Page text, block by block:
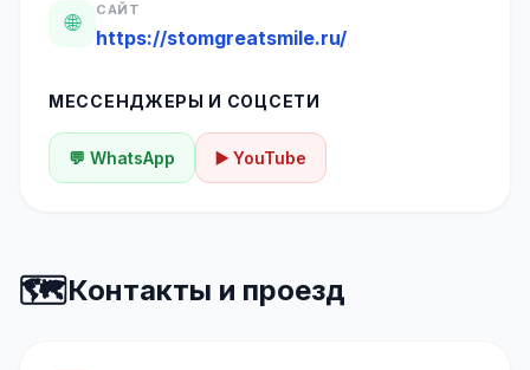
🌐
САЙТ
https://stomgreatsmile.ru/
МЕССЕНДЖЕРЫ И СОЦСЕТИ
💬 WhatsApp ▶️ YouTube
🗺️Контакты и проезд